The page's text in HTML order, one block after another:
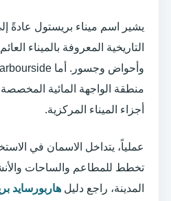
يشير اسم ميناء بريستول عادةً
التاريخية المعروفة بالميناء
منطقة الواجهة المائية المخصصة
أجزاء الميناء المركزية.
عملياً، يتداخل الاسمان في
تخطط للمطاعم والساحات
المدينة، راجع دليل هاربورسايد